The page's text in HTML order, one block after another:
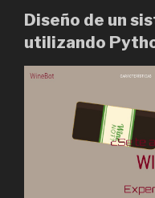
Diseño de un
utilizando